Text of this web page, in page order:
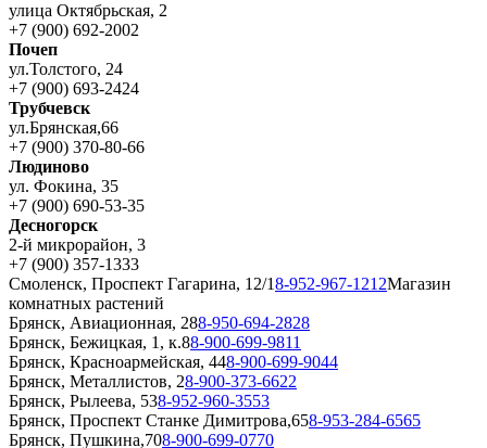
улица Октябрьская, 2
+7 (900) 692-2002
Почеп
ул.Толстого, 24
+7 (900) 693-2424
Трубчевск
ул.Брянская,66
+7 (900) 370-80-66
Людиново
ул. Фокина, 35
+7 (900) 690-53-35
Десногорск
2-й микрорайон, 3
+7 (900) 357-1333
Смоленск, Проспект Гагарина, 12/18-952-967-1212Магазин
комнатных растений
Брянск, Авиационная, 288-950-694-2828
Брянск, Бежицкая, 1, к.88-900-699-9811
Брянск, Красноармейская, 448-900-699-9044
Брянск, Металлистов, 28-900-373-6622
Брянск, Рылеева, 538-952-960-3553
Брянск, Проспект Станке Димитрова,658-953-284-6565
Брянск, Пушкина,708-900-699-0770